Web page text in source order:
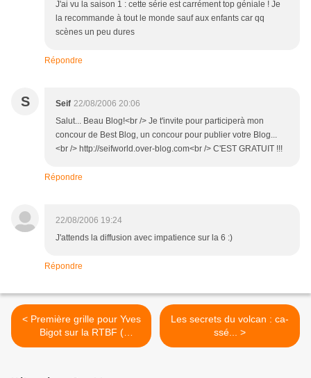
J'ai vu la saison 1 : cette série est carrément top géniale ! Je
la recommande à tout le monde sauf aux enfants car qq
scènes un peu dures
Répondre
S Seif 22/08/2006 20:06
Salut... Beau Blog!<br /> Je t'invite pour participerà mon
concour de Best Blog, un concour pour publier votre Blog...
<br /> http://seifworld.over-blog.com<br /> C'EST GRATUIT !!!
Répondre
22/08/2006 19:24
J'attends la diffusion avec impatience sur la 6 :)
Répondre
< Première grille pour Yves
Bigot sur la RTBF (
Belgique )
Les secrets du volcan : ca-
ssé... >